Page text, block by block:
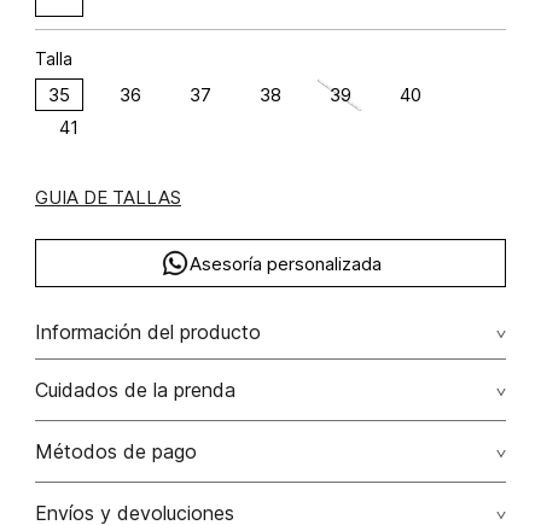
Talla
35 36 37 38 39
40
41
GUIA DE TALLAS
Asesoría personalizada
Información del producto
Tenis combinado
Cuidados de la prenda
Métodos de pago
Tarjetas de crédito: Visa, Dinners, Master Card y American
Envíos y devoluciones